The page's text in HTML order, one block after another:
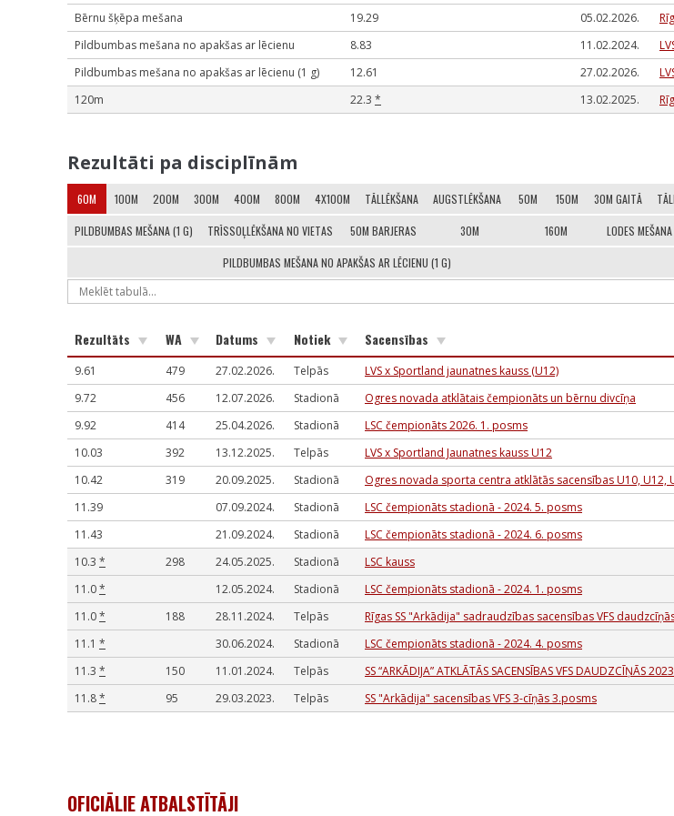
Bērnu šķēpa mešana
19.29 05.02.2026.
Pildbumbas mešana no apakšas ar lēcienu
8.83 11.02.2024.
Pildbumbas mešana no apakšas ar lēcienu (1 g)
12.61 27.02.2026.
120m
22.3 * 13.02.2025.
Rezultāti pa disciplīnām
60M 100M 200M 300M 400M 800M 4X100M TĀLLĒKŠANA AUGSTLĒKŠANA 50M 150M 30M GAITĀ
PILDBUMBAS MEŠANA (1 G) TRĪSSOĻLĒKŠANA NO VIETAS 50M BARJERAS 30M 160M LODES
PILDBUMBAS MEŠANA NO APAKŠAS AR LĒCIENU (1 G)
Rezultāts WA Datums Notiek Sacensības
9.61 479 27.02.2026. Telpās LVS x Sportland jaunatnes kauss (U12)
9.72
456 12.07.2026. Stadionā Ogres novada atklātais čempionāts un bērnu divcīņa
9.92
414 25.04.2026. Stadionā LSC čempionāts 2026. 1. posms
10.03
392 13.12.2025. Telpās LVS x Sportland Jaunatnes kauss U12
10.42
319 20.09.2025. Stadionā Ogres novada sporta centra atklātās sacensības U10, U12,
11.39
07.09.2024. Stadionā LSC čempionāts stadionā - 2024. 5. posms
11.43
21.09.2024. Stadionā LSC čempionāts stadionā - 2024. 6. posms
10.3 * 298 24.05.2025. Stadionā LSC kauss
11.0* 12.05.2024. Stadionā LSC čempionāts stadionā - 2024. 1. posms
11.0* 188 28.11.2024. Telpās Rīgas SS "Arkādija" sadraudzības sacensības VFS
11.1 * 30.06.2024. Stadionā LSC čempionāts stadionā - 2024. 4. posms
11.3 * 150 11.01.2024. Telpās SS “ARKĀDIJA” ATKLĀTĀS SACENSĪBAS VFS DAUDZCĪŅĀS
11.8* 95 29.03.2023. Telpās SS "Arkādija" sacensības VFS 3-cīņās 3.posms
OFICIĀLIE ATBALSTĪTĀJI